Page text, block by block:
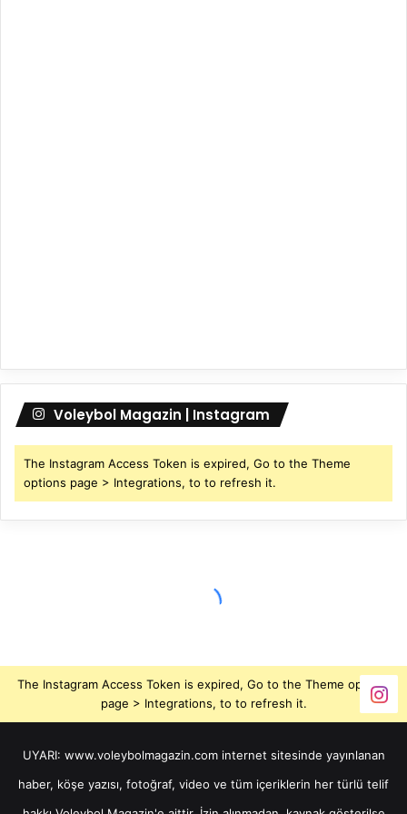
Voleybol Magazin | Instagram
The Instagram Access Token is expired, Go to the Theme
options page > Integrations, to to refresh it.
The Instagram Access Token is expired, Go to the Theme options
page > Integrations, to to refresh it.
UYARI: www.voleybolmagazin.com internet sitesinde yayınlanan
haber, köşe yazısı, fotoğraf, video ve tüm içeriklerin her türlü telif